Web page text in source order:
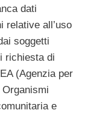
dati
relative all’uso
soggetti
richiesta di
(Agenzia per
e